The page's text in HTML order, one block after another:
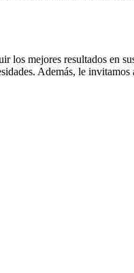
los mejores resultados en
Además, le